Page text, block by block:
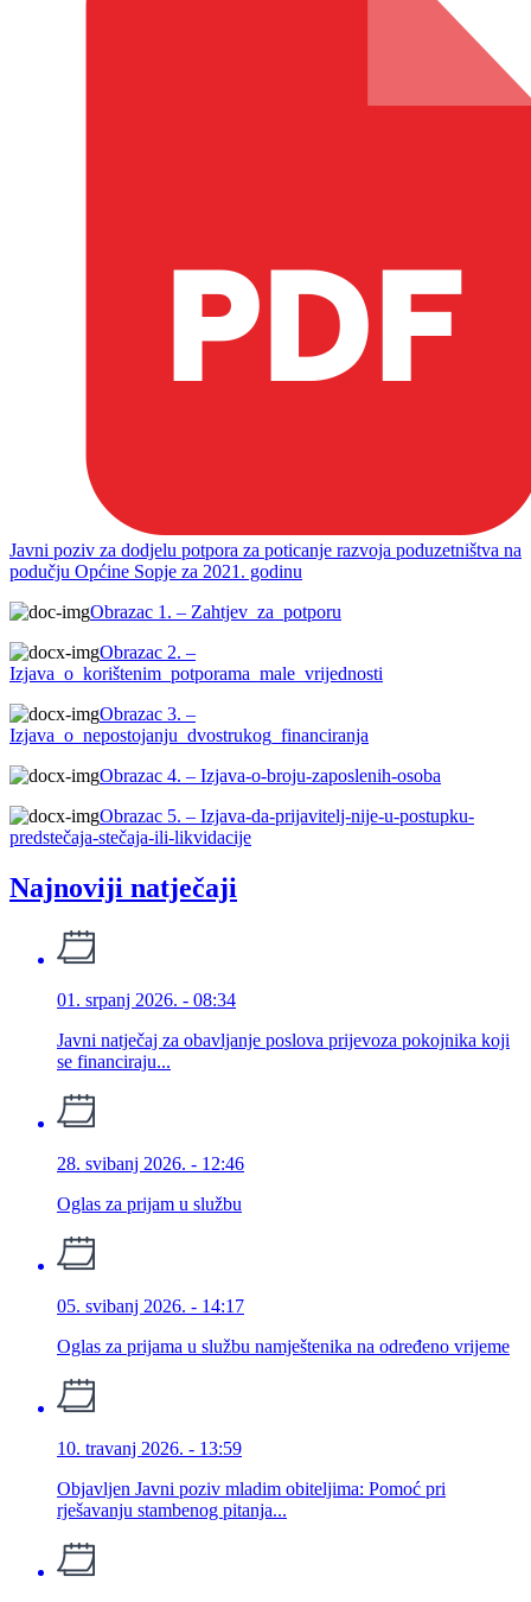
Javni poziv za dodjelu potpora za poticanje razvoja poduzetništva na
podučju Općine Sopje za 2021. godinu
Obrazac 1. – Zahtjev_za_potporu
Obrazac 2. –
Izjava_o_korištenim_potporama_male_vrijednosti
Obrazac 3. –
Izjava_o_nepostojanju_dvostrukog_financiranja
Obrazac 4. – Izjava-o-broju-zaposlenih-osoba
Obrazac 5. – Izjava-da-prijavitelj-nije-u-postupku-
predstečaja-stečaja-ili-likvidacije
Najnoviji natječaji
01. srpanj 2026. - 08:34
Javni natječaj za obavljanje poslova prijevoza pokojnika koji
se financiraju...
28. svibanj 2026. - 12:46
Oglas za prijam u službu
05. svibanj 2026. - 14:17
Oglas za prijama u službu namještenika na određeno vrijeme
10. travanj 2026. - 13:59
Objavljen Javni poziv mladim obiteljima: Pomoć pri
rješavanju stambenog pitanja...